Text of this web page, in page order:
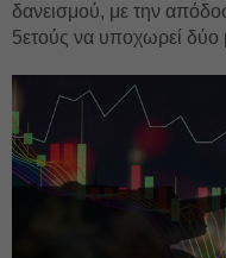
δανεισμού, με την
5ετούς να υποχωρεί